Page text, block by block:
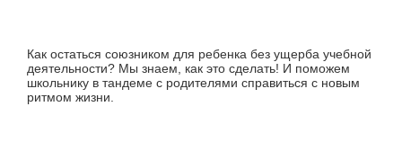
Как остаться союзником для ребенка без ущерба учебной
деятельности? Мы знаем, как это сделать! И поможем
школьнику в тандеме с родителями справиться с новым
ритмом жизни.